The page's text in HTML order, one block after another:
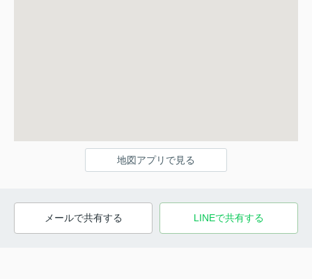
地図アプリで見る
メールで共有する LINEで共有する